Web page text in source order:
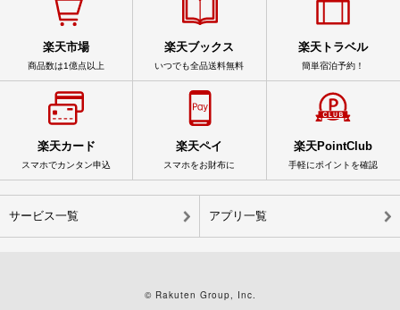
楽天市場
商品数は1億点以上
楽天ブックス
いつでも全品送料無料
楽天トラベル
簡単宿泊予約！
楽天カード
スマホでカンタン申込
楽天ペイ
スマホをお財布に
楽天PointClub
手軽にポイントを確認
サービス一覧 アプリ一覧
© Rakuten Group, Inc.